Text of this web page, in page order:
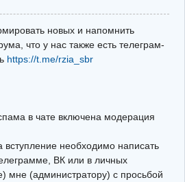
новых и напомнить
что у нас также есть телеграм-
https://t.me/rzia_sbr
в чате включена модерация
вступление необходимо написать
ВК или в личных
мне (администратору) с просьбой